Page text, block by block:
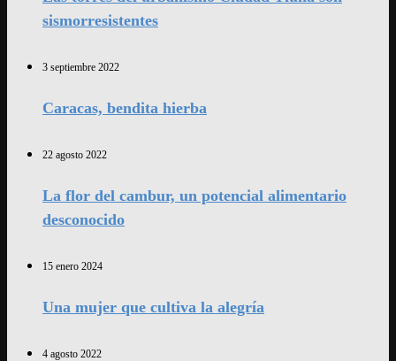
sismorresistentes
3 septiembre 2022
Caracas, bendita hierba
22 agosto 2022
La flor del cambur, un potencial alimentario
desconocido
15 enero 2024
Una mujer que cultiva la alegría
4 agosto 2022